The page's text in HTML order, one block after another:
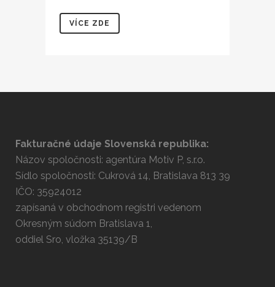
VÍCE ZDE
Fakturačné údaje Slovenská republika:
Názov spoločnosti: agentúra Motiv P, s.r.o.
Sídlo spoločnosti: Cukrová 14, Bratislava 813 39
IČO: 35924012
zapísaná v obchodnom registri vedenom
Okresným súdom Bratislava 1,
oddiel Sro, vložka 35139/B